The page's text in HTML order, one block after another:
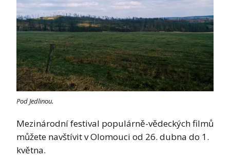
Pod Jedlinou.
Mezinárodní festival populárně-vědeckých filmů
můžete navštívit v Olomouci od 26. dubna do 1.
května.